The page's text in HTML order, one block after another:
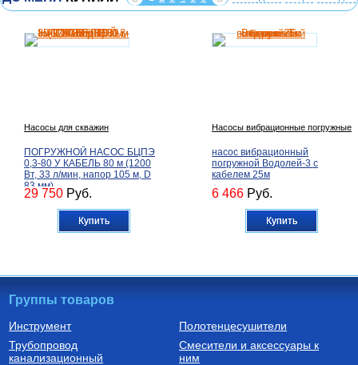
Насосы для скважин
ПОГРУЖНОЙ НАСОС БЦПЭ
0,3-80 У КАБЕЛЬ 80 м (1200
Вт, 33 л/мин, напор 105 м, D
83 мм)
29 750 Руб.
Купить
Насосы вибрационные погружные
насос вибрационный
погружной Водолей-3 с
кабелем 25м
6 466 Руб.
Купить
Бойлеры (водонагреватели
косвенного нагрева)
Трубы из сшитого полиэтилена
Группы товаров
Инструмент
Трубопровод
канализационный
Полотенцесушители
Смесители и аксессуары к
ним